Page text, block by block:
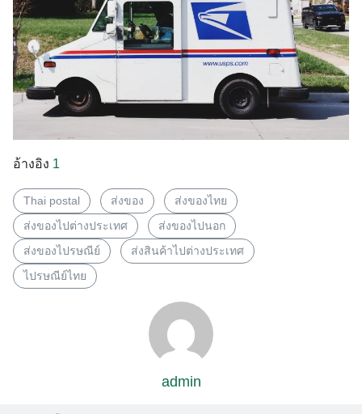
อ้างอิง 1
Thai postal ส่งของ
ส่งของไทย
ส่งของไปต่างประเทศ
ส่งของไปนอก
ส่งของไปรษณีย์
ส่งสินค้าไปต่างประเทศ
ไปรษณีย์ไทย
admin